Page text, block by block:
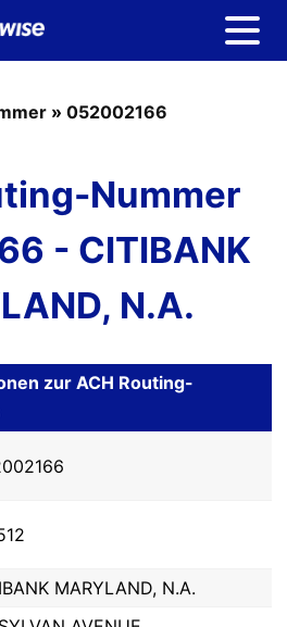
» 052002166
Nummer
- CITIBANK
N.A.
zur ACH Routing-
MARYLAND, N.A.